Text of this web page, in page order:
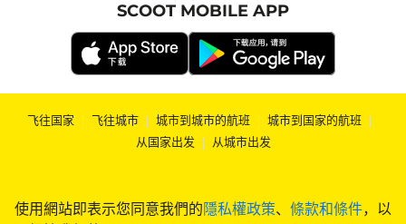
使用網站即表示您同意我們的隱私權政策、 條款和條件，以
SCOOT MOBILE APP
飞往国家 | 飞往城市 | 城市到城市的航班 | 城市到国家的航班 |
从国家出发 | 从城市出发